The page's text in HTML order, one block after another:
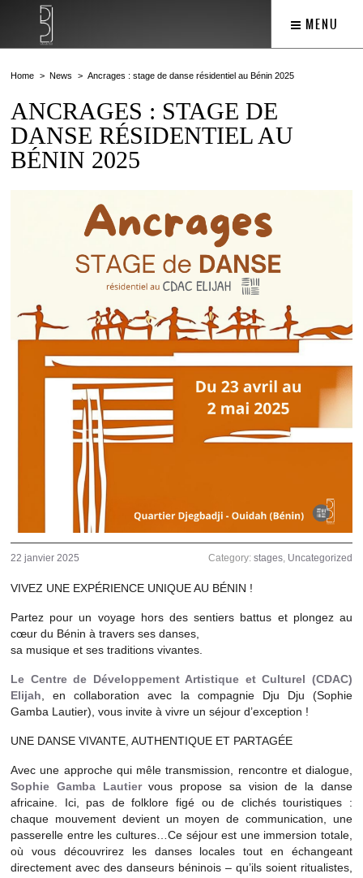
MENU
Home News Ancrages : stage de danse résidentiel au Bénin 2025
ANCRAGES : STAGE DE
DANSE RÉSIDENTIEL AU
BÉNIN 2025
22 janvier 2025 Category: stages, Uncategorized
VIVEZ UNE EXPÉRIENCE UNIQUE AU BÉNIN !
Partez pour un voyage hors des sentiers battus et plongez au
cœur du Bénin à travers ses danses,
sa musique et ses traditions vivantes.
Le Centre de Développement Artistique et Culturel (CDAC)
Elijah , en collaboration avec la compagnie Dju Dju (Sophie
Gamba Lautier), vous invite à vivre un séjour d’exception !
UNE DANSE VIVANTE, AUTHENTIQUE ET PARTAGÉE
Avec une approche qui mêle transmission, rencontre et dialogue,
Sophie Gamba Lautiervous propose sa vision de la danse
africaine. Ici, pas de folklore figé ou de clichés touristiques :
chaque mouvement devient un moyen de communication, une
passerelle entre les cultures…Ce séjour est une immersion totale,
où vous découvrirez les danses locales tout en échangeant
directement avec des danseurs béninois – qu’ils soient ritualistes,